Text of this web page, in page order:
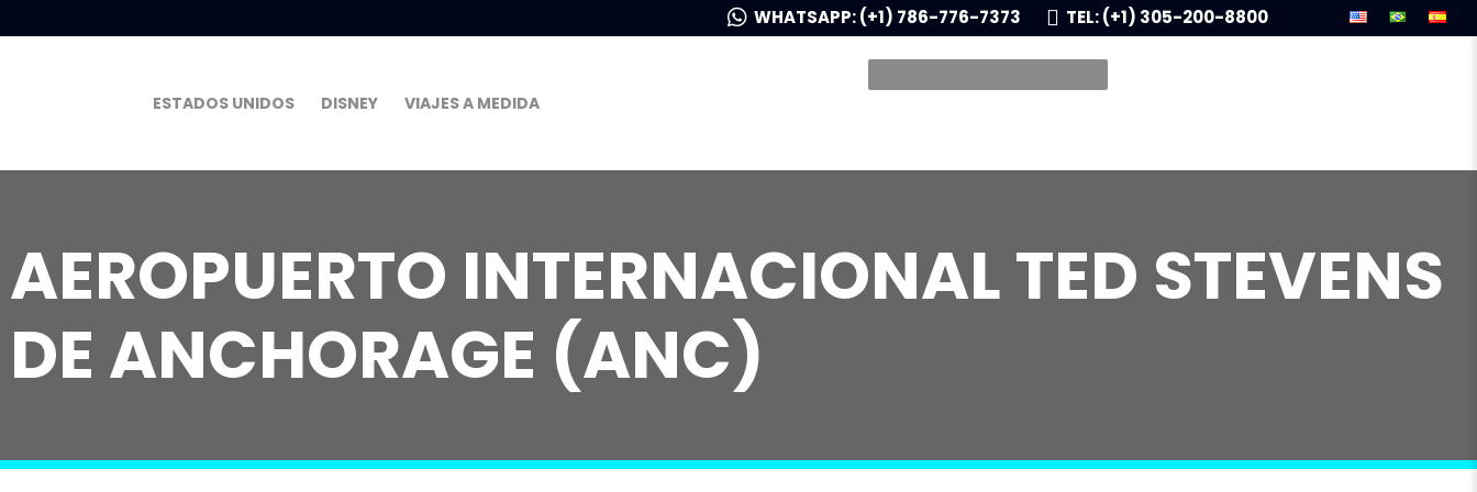
WHATSAPP: (+1) 786-776-7373 TEL: (+1) 305-200-8800
ESTADOS UNIDOS DISNEY VIAJES A MEDIDA
AEROPUERTO INTERNACIONAL TED STEVENS
DE ANCHORAGE (ANC)